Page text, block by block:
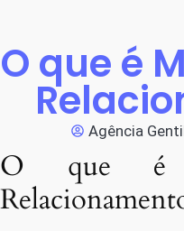
O que é
Agência
O que é